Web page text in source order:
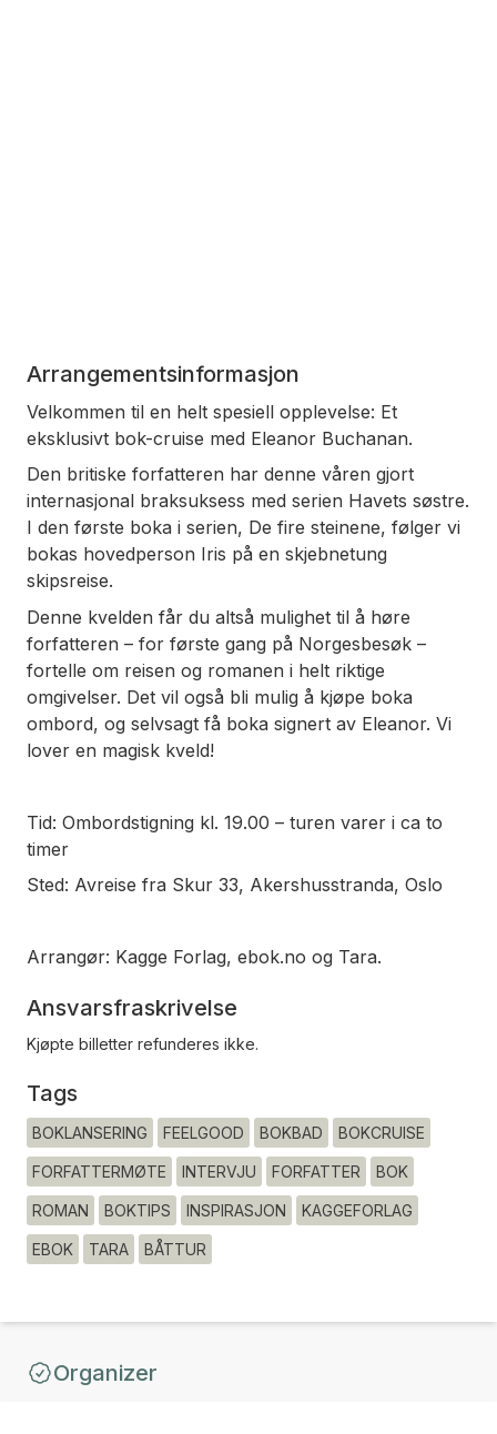
Arrangementsinformasjon
Velkommen til en helt spesiell opplevelse: Et
eksklusivt bok-cruise med Eleanor Buchanan.
Den britiske forfatteren har denne våren gjort
internasjonal braksuksess med serien Havets søstre.
I den første boka i serien, De fire steinene, følger vi
bokas hovedperson Iris på en skjebnetung
skipsreise.
Denne kvelden får du altså mulighet til å høre
forfatteren – for første gang på Norgesbesøk –
fortelle om reisen og romanen i helt riktige
omgivelser. Det vil også bli mulig å kjøpe boka
ombord, og selvsagt få boka signert av Eleanor. Vi
lover en magisk kveld!
Tid: Ombordstigning kl. 19.00 – turen varer i ca to
timer
Sted: Avreise fra Skur 33, Akershusstranda, Oslo
Arrangør: Kagge Forlag, ebok.no og Tara.
Ansvarsfraskrivelse
Kjøpte billetter refunderes ikke.
Tags
BOKLANSERING FEELGOOD BOKBAD BOKCRUISE
FORFATTERMØTE INTERVJU FORFATTER BOK
ROMAN BOKTIPS INSPIRASJON KAGGEFORLAG
EBOK TARA BÅTTUR
Organizer